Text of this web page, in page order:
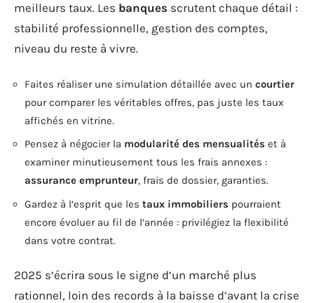
meilleurs taux. Les banques scrutent chaque détail :
stabilité professionnelle, gestion des comptes,
niveau du reste à vivre.
Faites réaliser une simulation détaillée avec un courtier
pour comparer les véritables offres, pas juste les taux
affichés en vitrine.
Pensez à négocier la modularité des mensualités et à
examiner minutieusement tous les frais annexes :
assurance emprunteur, frais de dossier, garanties.
Gardez à l’esprit que les taux immobiliers pourraient
encore évoluer au fil de l’année : privilégiez la flexibilité
dans votre contrat.
2025 s’écrira sous le signe d’un marché plus
rationnel, loin des records à la baisse d’avant la crise